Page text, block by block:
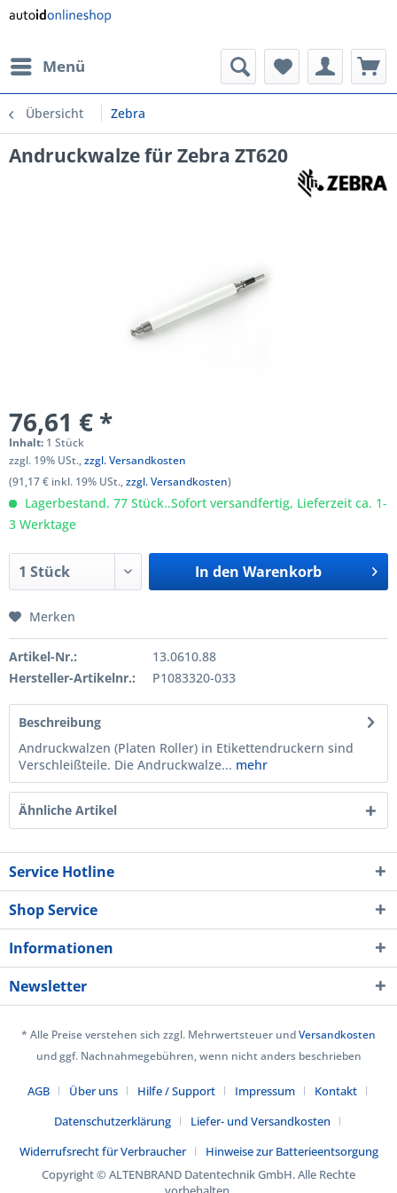
Menü
Übersicht Zebra
Andruckwalze für Zebra ZT620
76,61 € *
Inhalt: 1 Stück
zzgl. 19% USt.,zzgl. Versandkosten
(91,17 € inkl. 19% USt.,zzgl. Versandkosten)
Lagerbestand. 77 Stück..Sofort versandfertig, Lieferzeit ca. 1-
3 Werktage
In den Warenkorb
Merken
Artikel-Nr.:
13.0610.88
Hersteller-Artikelnr.:
P1083320-033
Beschreibung
Andruckwalzen (Platen Roller) in Etikettendruckern sind
Verschleißteile. Die Andruckwalze... mehr
Ähnliche Artikel
Service Hotline
Shop Service
Informationen
Newsletter
* Alle Preise verstehen sich zzgl. Mehrwertsteuer undVersandkosten
und ggf. Nachnahmegebühren, wenn nicht anders beschrieben
AGB Über uns Hilfe / Support Impressum
Kontakt
Datenschutzerklärung
Liefer- und Versandkosten
Widerrufsrecht für Verbraucher
Hinweise zur Batterieentsorgung
Copyright © ALTENBRAND Datentechnik GmbH. Alle Rechte